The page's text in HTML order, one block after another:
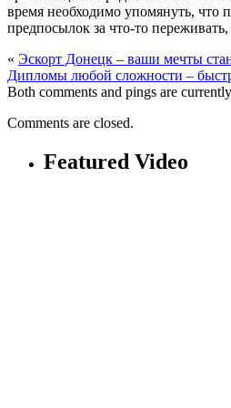
время необходимо упомянуть, что
предпосылок за что-то
« Эскорт Донецк – ваши мечты
Дипломы любой сложности –
Both comments and pings are
Comments are closed.
Featured Video